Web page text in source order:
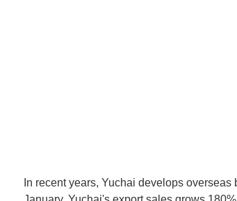
In recent years, Yuchai develops